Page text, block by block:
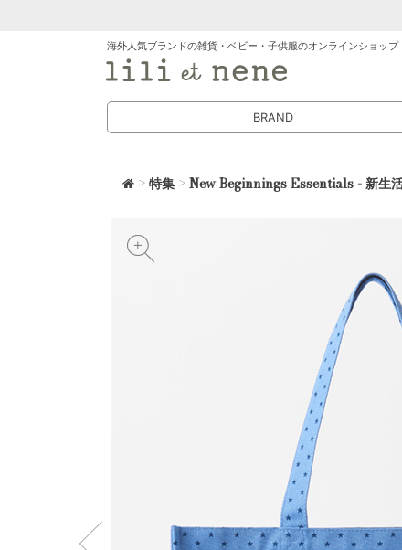
海外人気ブランドの雑貨・ベビー・子供服のオンラインショップ
BRAND
>特集 >New Beginnings Essentials - 新生